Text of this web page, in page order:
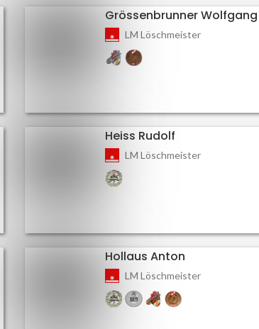
Grössenbrunner Wolfgang
LM Löschmeister
Heiss Rudolf
LM Löschmeister
Hollaus Anton
LM Löschmeister